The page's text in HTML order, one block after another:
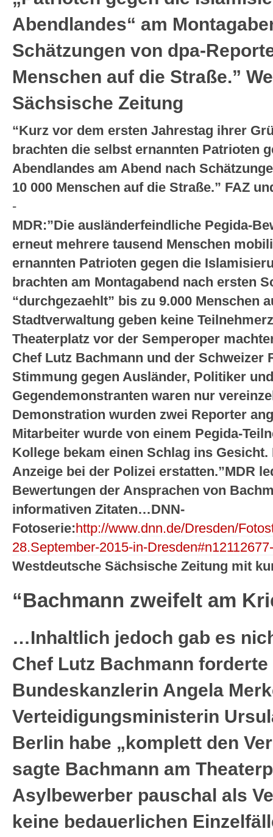
Abendlandes“ am
Schätzungen von dpa-
Menschen auf die Straße.”
Sächsische Zeitung
“Kurz vor dem ersten Jahrestag ihrer
brachten die selbst ernannten Patrioten
Abendlandes am Abend nach
10 000 Menschen auf die Straße.” FAZ
-
MDR:”Die ausländerfeindliche Pegida-
erneut mehrere tausend Menschen
ernannten Patrioten gegen die
brachten am Montagabend nach ersten
“durchgezaehlt” bis zu 9.000 Menschen
Stadtverwaltung geben keine
Theaterplatz vor der Semperoper
Chef Lutz Bachmann und der Schweizer
Stimmung gegen Ausländer, Politiker
Gegendemonstranten waren nur
Demonstration wurden zwei Reporter
Mitarbeiter wurde von einem Pegida-
Kollege bekam einen Schlag ins
Anzeige bei der Polizei erstatten.”MDR
Bewertungen der Ansprachen von
informativen Zitaten…DNN-
Fotoserie:http://www.dnn.de/Dresden/
28.September-2015-in-
Westdeutsche Sächsische Zeitung mit
“Bachmann zweifelt am
…Inhaltlich jedoch gab es
Chef Lutz Bachmann
Bundeskanzlerin Angela
Verteidigungsministerin
Berlin habe „komplett den
sagte Bachmann am
Asylbewerber pauschal als
keine bedauerlichen